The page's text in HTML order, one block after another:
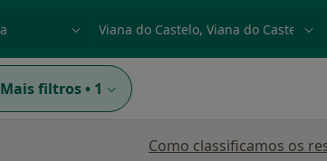
Mais filtros • 1
Como classificamos os